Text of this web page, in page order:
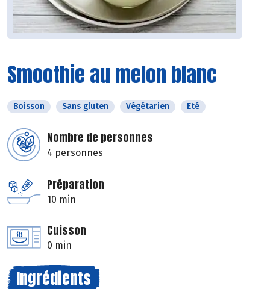
Smoothie au melon blanc
Boisson Sans gluten Végétarien Eté
Nombre de personnes
4 personnes
Préparation
10 min
Cuisson
0 min
Ingrédients